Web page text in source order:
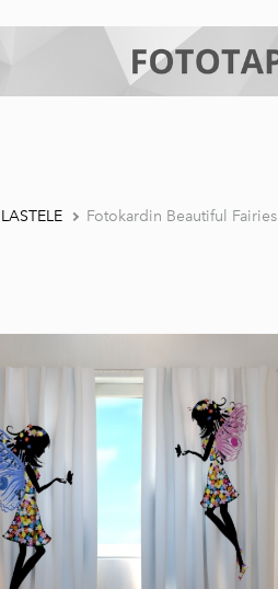
LASTELE Fotokardin Beautiful Fairies